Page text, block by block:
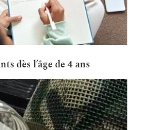
dès l’âge de 4 ans